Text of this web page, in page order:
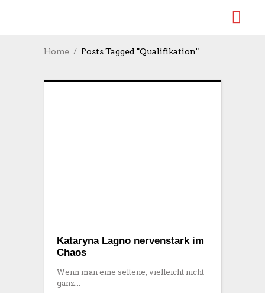
Home Posts Tagged "Qualifikation"
Kataryna Lagno nervenstark im
Chaos
Wenn man eine seltene, vielleicht nicht
ganz